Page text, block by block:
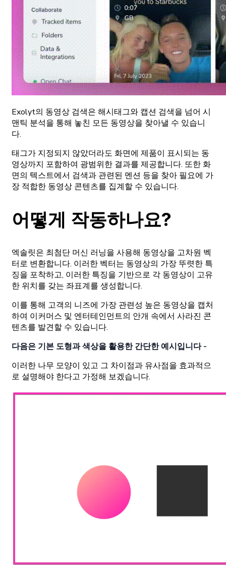
Exolyt의 동영상 검색은 해시태그와 캡션 검색을 넘어 시
맨틱 분석을 통해 놓친 모든 동영상을 찾아낼 수 있습니
다.
태그가 지정되지 않았더라도 화면에 제품이 표시되는 동
영상까지 포함하여 광범위한 결과를 제공합니다. 또한 화
면의 텍스트에서 검색과 관련된 멘션 등을 찾아 필요에 가
장 적합한 동영상 콘텐츠를 집계할 수 있습니다.
어떻게 작동하나요?
엑솔릿은 최첨단 머신 러닝을 사용해 동영상을 고차원 벡
터로 변환합니다. 이러한 벡터는 동영상의 가장 뚜렷한 특
징을 포착하고, 이러한 특징을 기반으로 각 동영상이 고유
한 위치를 갖는 좌표계를 생성합니다.
이를 통해 고객의 니즈에 가장 관련성 높은 동영상을 캡처
하여 이커머스 및 엔터테인먼트의 안개 속에서 사라진 콘
텐츠를 발견할 수 있습니다.
다음은 기본 도형과 색상을 활용한 간단한 예시입니다 -
이러한 나무 모양이 있고 그 차이점과 유사점을 효과적으
로 설명해야 한다고 가정해 보겠습니다.